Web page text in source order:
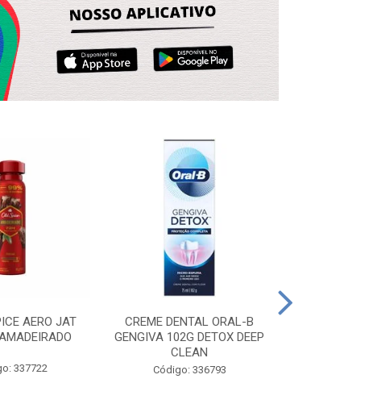
AERO JAT
337722
CREME DENTAL ORAL-B
GENGIVA 102G DETOX DEEP
CLEAN
Código: 336793